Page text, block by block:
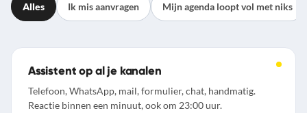
Alles Ik mis aanvragen Mijn agenda loopt vol met niks
Assistent op al je kanalen
Telefoon, WhatsApp, mail, formulier, chat, handmatig.
Reactie binnen een minuut, ook om 23:00 uur.